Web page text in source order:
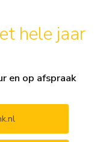
hele jaar
en op afspraak